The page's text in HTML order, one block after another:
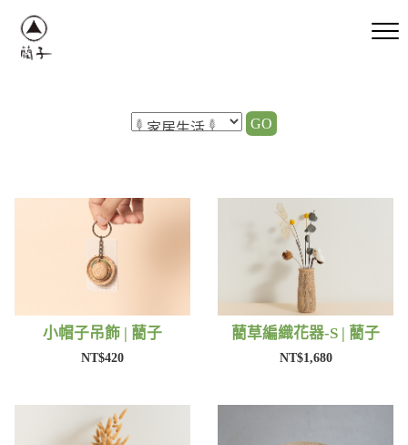
GO
小帽子吊飾 | 藺子
NT$420
藺草編織花器-S | 藺子
NT$1,680